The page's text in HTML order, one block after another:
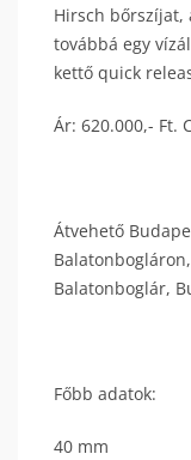
Hirsch bőrszíjat,
továbbá egy
kettő quick
Ár: 620.000,- Ft.
Átvehető
Balatonboglár,
Főbb adatok:
40 mm